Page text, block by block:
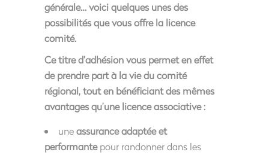
générale… voici quelques unes des
possibilités que vous offre la licence
comité.
Ce titre d’adhésion vous permet en effet
de prendre part à la vie du comité
régional, tout en bénéficiant des mêmes
avantages qu’une licence associative :
uneassurance adaptée et
performantepour randonner dans les